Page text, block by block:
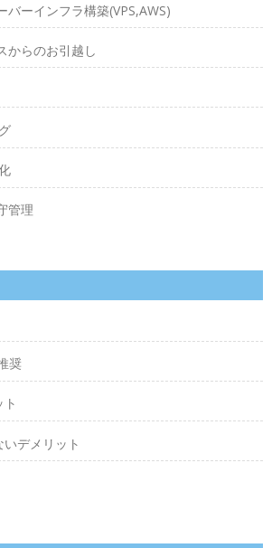
バーインフラ構築(VPS,AWS)
からのお引越し
管理
奨
デメリット